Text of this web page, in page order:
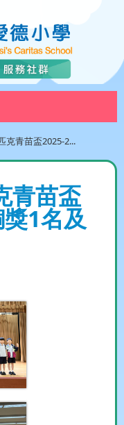
克青苗盃2025-2...
青苗盃
1名及